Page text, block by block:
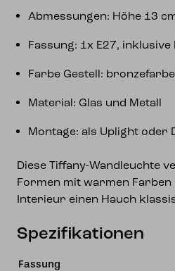
Abmessungen: Höhe 13
Fassung: 1x E27, inklusive
Farbe Gestell:
Material: Glas und Metall
Montage: als Uplight oder
Diese Tiffany-Wandleuchte
Formen mit warmen
Interieur einen Hauch
Spezifikationen
Fassung